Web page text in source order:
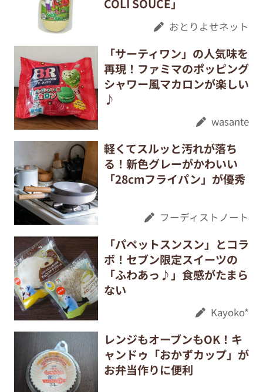
COLI SOUCE」
おとりよせネット
「サーティワン」の人気味を
再現！ファミマのポッピング
シャワー風マカロンが楽しい
♪
wasante
軽くてスルッと汚れが落ち
る！新色グレーがかわいい
「28cmフライパン」が優秀
フーディストノート
「パペットスンスン」とコラ
ボ！セブン限定スイーツの
「ふわあっ♪」食感がたまら
ない
Kayoko*
レンジもオーブンもOK！キ
ャンドゥ「おかずカップ」が
お弁当作りに便利